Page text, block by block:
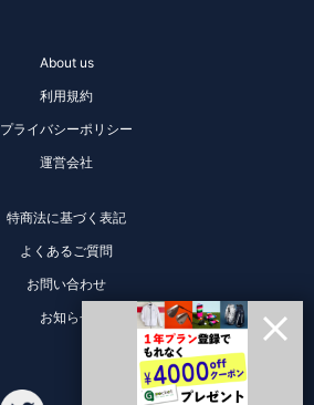
About us
利用規約
プライバシーポリシー
運営会社
特商法に基づく表記
よくあるご質問
お問い合わせ
お知らせ